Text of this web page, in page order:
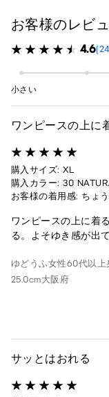
お客様のレビ
4.6
小さい
ワンピースの上に
購入サイズ: XL
購入カラー: 30
お客様の着用感: ちょ
ワンピースの上に着
る。よそゆき感が出
ゆどうふ女性60代以上
25.0cm大阪府
サッとはおれる